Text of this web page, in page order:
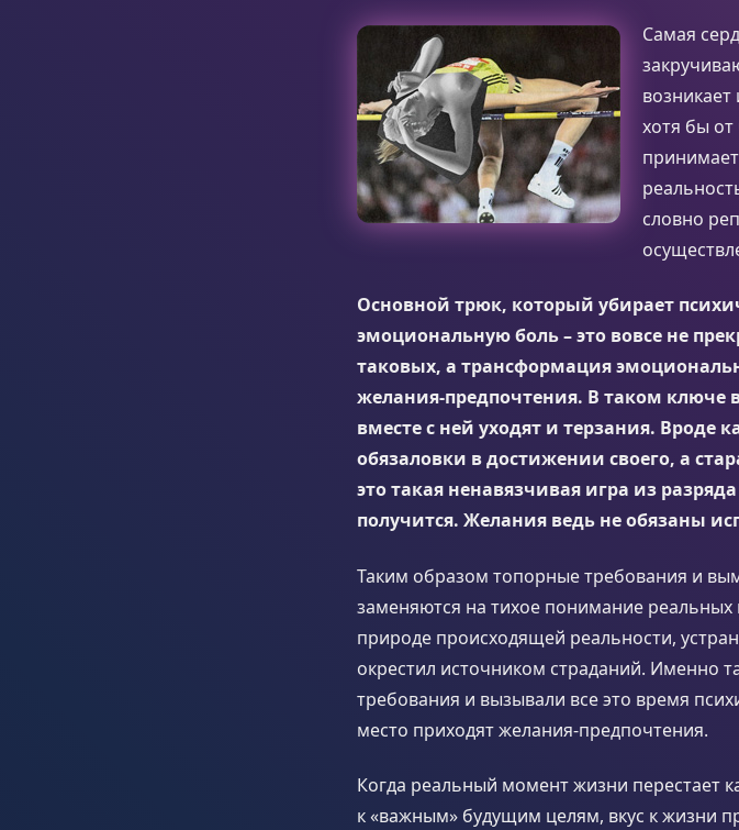
Самая
возникает
хотя бы от
словно
Основной трюк, который убирает
эмоциональную боль – это вовсе не
таковых, а трансформация
желания-предпочтения. В таком ключе
вместе с ней уходят и терзания. Вроде
обязаловки в достижении своего, а
это такая ненавязчивая игра из
получится. Желания ведь не обязаны
Таким образом топорные требования и
заменяются на тихое понимание реальных
природе происходящей реальности,
окрестил источником страданий. Именно
требования и вызывали все это время
место приходят желания-предпочтения.
Когда реальный момент жизни перестает
к «важным» будущим целям, вкус к жизни